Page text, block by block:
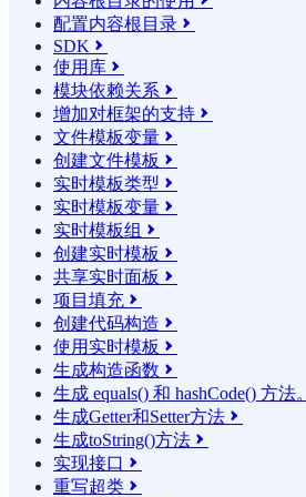
配置内容根目录 
SDK 
使用库 
模块依赖关系 
增加对框架的支持 
文件模板变量 
创建文件模板 
实时模板类型 
实时模板变量 
实时模板组 
创建实时模板 
共享实时面板 
项目填充 
创建代码构造 
使用实时模板 
生成构造函数 
生成 equals() 和 hashCode() 方法。
生成Getter和Setter方法 
生成toString()方法 
实现接口 
重写超类 